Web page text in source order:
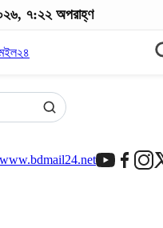
৭:২২ অপরাহ্ণ